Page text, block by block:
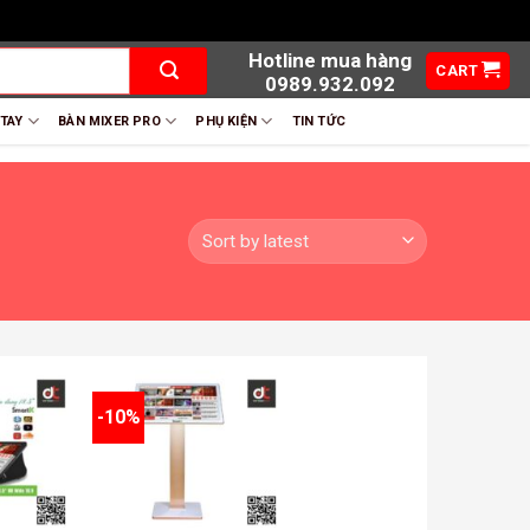
Hotline mua hàng
0989.932.092
CART
BÀN MIXER PRO PHỤ KIỆN TIN TỨC
-10%